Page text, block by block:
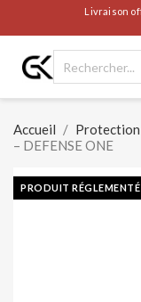
Livraison
Accueil
– DEFENSE ONE
PRODUIT RÉGLEMENTÉ